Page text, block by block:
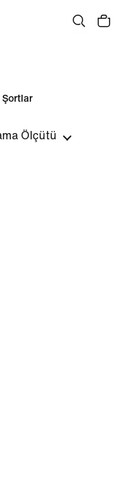
Şortlar
Ölçütü